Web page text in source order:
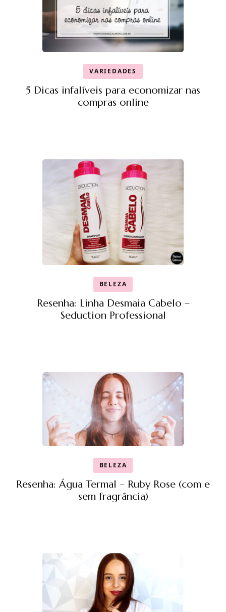
VARIEDADES
5 Dicas infalíveis para economizar nas
compras online
BELEZA
Resenha: Linha Desmaia Cabelo –
Seduction Professional
BELEZA
Resenha: Água Termal – Ruby Rose (com e
sem fragrância)